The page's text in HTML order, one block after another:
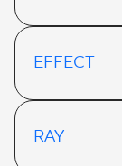
EFFECT
RAY